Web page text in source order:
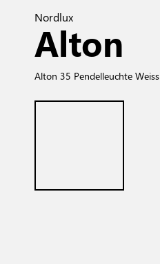
Nordlux
Alton
Alton 35 Pendelleuchte Weiss